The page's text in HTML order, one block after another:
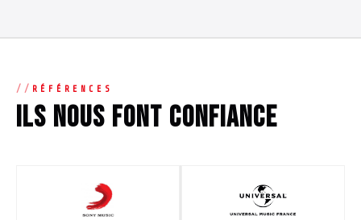
RÉFÉRENCES
Ils nous font confiance